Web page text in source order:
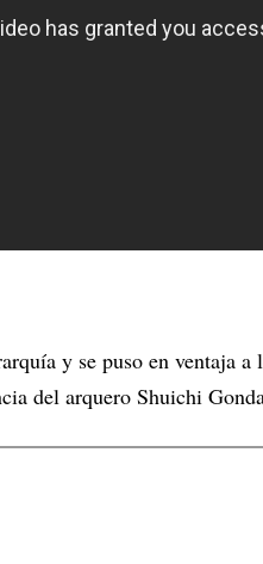
y se puso en ventaja a
del arquero Shuichi